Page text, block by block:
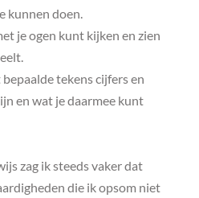
kunnen doen.
je ogen kunt kijken en zien
tekens cijfers en
en wat je daarmee kunt
zag ik steeds vaker dat
die ik opsom niet